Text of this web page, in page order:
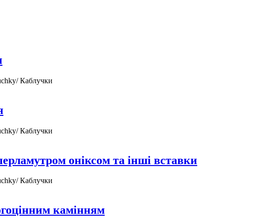
Каблучки
Каблучки
оніксом та інші вставки
Каблучки
камінням